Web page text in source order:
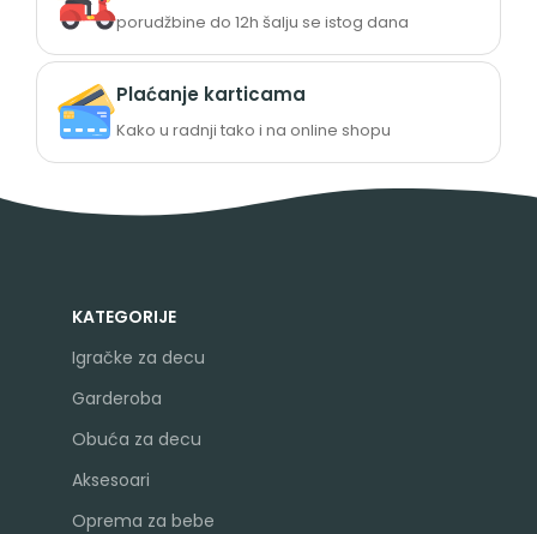
porudžbine do 12h šalju se istog dana
Plaćanje karticama
Kako u radnji tako i na online shopu
KATEGORIJE
Igračke za decu
Garderoba
Obuća za decu
Aksesoari
Oprema za bebe